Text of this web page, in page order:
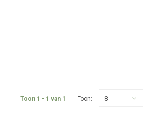
Toon 1 - 1 van 1 Toon: 8